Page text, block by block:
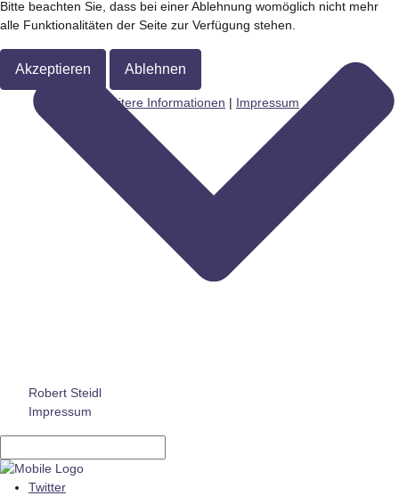
Robert Steidl
Impressum
Twitter
Bitte beachten Sie, dass bei einer Ablehnung womöglich nicht mehr
alle Funktionalitäten der Seite zur Verfügung stehen.
Akzeptieren Ablehnen
Weitere Informationen | Impressum